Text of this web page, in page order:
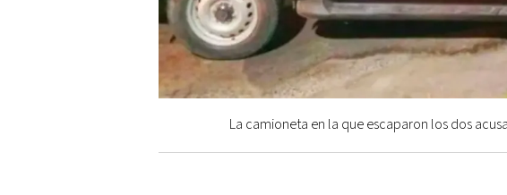
La camioneta en la que escaparon los dos